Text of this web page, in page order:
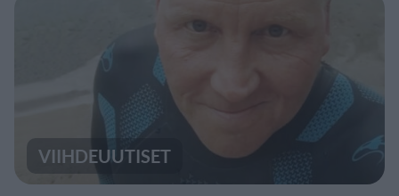
VIIHDEUUTISET